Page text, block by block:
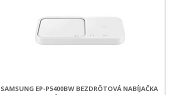
SAMSUNG EP-P5400BW BEZDRÔTOVÁ NABÍJAČKA